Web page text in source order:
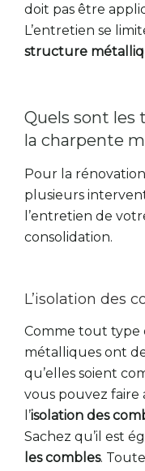
doit pas être
L’entretien se
structure
Quels sont les
la charpente
Pour la
plusieurs
l’entretien de
consolidation.
L’isolation des
Comme tout type
métalliques ont
qu’elles soient
vous pouvez
l’isolation des
Sachez qu’il est
les combles.